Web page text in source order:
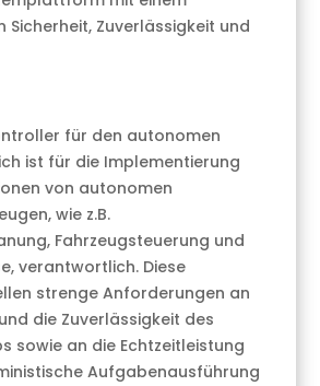
Sicherheit, Zuverlässigkeit und
für den autonomen
ist für die Implementierung
von autonomen
wie z.B.
Fahrzeugsteuerung und
verantwortlich. Diese
strenge Anforderungen an
die Zuverlässigkeit des
sowie an die Echtzeitleistung
Aufgabenausführung